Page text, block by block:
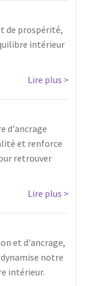
de prospérité,
intérieur
Lire plus
d'ancrage
et renforce
retrouver
Lire plus
et d'ancrage,
notre
intérieur.